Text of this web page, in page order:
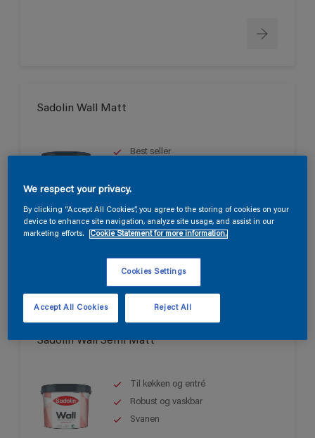
Sadolin Wall Matt
Best seller
Kun tilgængelig i butikken
Sadolin Wall Semi Matt
Til køkken og entré
Robust og vaskbar
Svanen
We respect your privacy.
By clicking “Accept All Cookies”, you agree to the storing of cookies on your
device to enhance site navigation, analyze site usage, and assist in our
marketing efforts.
Cookie Statement for more information.
Cookies Settings
Reject All
Accept All Cookies